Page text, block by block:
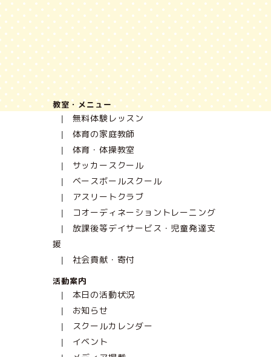
教室・メニュー
無料体験レッスン
体育の家庭教師
体育・体操教室
サッカースクール
ベースボールスクール
アスリートクラブ
コオーディネーショントレーニング
放課後等デイサービス・児童発達支
援
社会貢献・寄付
活動案内
本日の活動状況
お知らせ
スクールカレンダー
イベント